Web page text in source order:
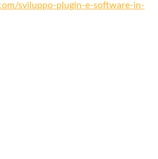
sviluppo-plugin-e-software-in-